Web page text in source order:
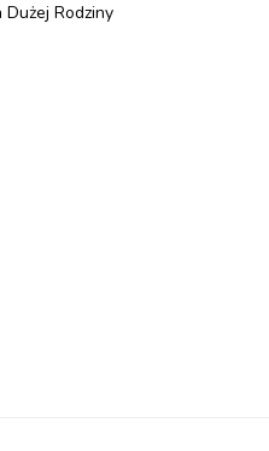
Dużej Rodziny